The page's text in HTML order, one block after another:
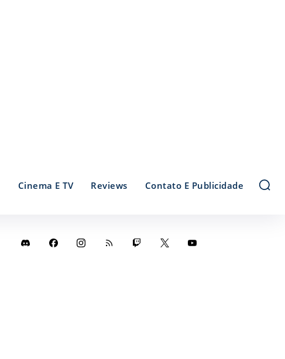
Cinema E TV Reviews Contato E Publicidade